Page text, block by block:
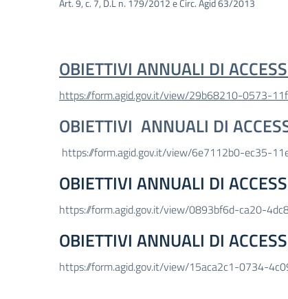
Art. 9, c. 7, D.L n. 179/2012 e Circ. Agid 63/2013
OBIETTIVI ANNUALI DI
https://form.agid.gov.it/view/29b68210-0573-
OBIETTIVI ANNUALI DI
https://form.agid.gov.it/view/6e7112b0-ec35-
OBIETTIVI ANNUALI DI
https://form.agid.gov.it/view/0893bf6d-ca20-
OBIETTIVI ANNUALI DI
https://form.agid.gov.it/view/15aca2c1-0734-